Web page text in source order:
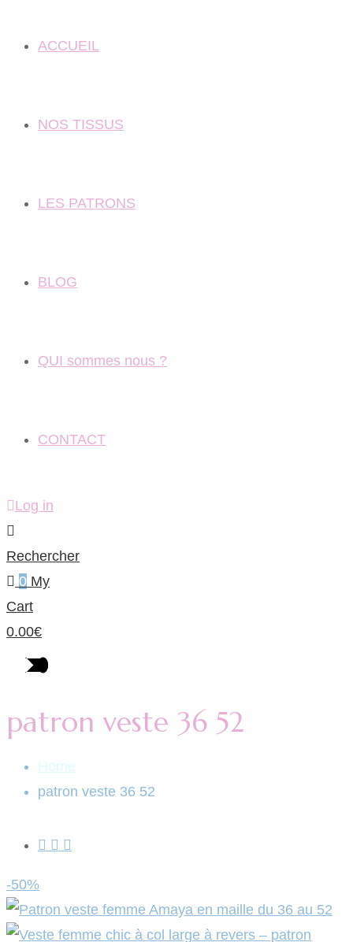
ACCUEIL
NOS TISSUS
LES PATRONS
BLOG
QUI sommes nous ?
CONTACT
Log in
Rechercher
0 My
Cart
0.00€
patron veste 36 52
Home
patron veste 36 52
-50%